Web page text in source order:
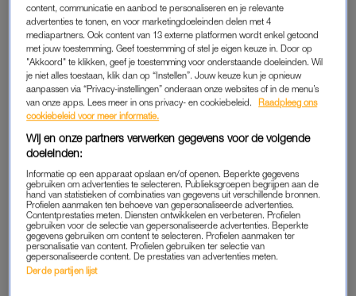
HET LEGE NEST
Isa Hoes over haar lege nest:
'Ik vond het vooral wel
lekker om alleen te wonen'
HET LEGE NEST
Jochem van Gelder over zijn
lege nest: 'Onze invloed
wordt steeds kleiner, dat
moeten we accepteren'
HET LEGE NEST
Romana Vrede (53) over haar
lege nest: 'Ik ben niet meer
degene die hem het beste
kent'
Antje Monteiro (57) over haar
lege nest: 'Ik kreeg meer tijd
leven'
HET LEGE NEST
Anita Witzier (64) over een
leeg nest: 'Het eerste dat
verdween, was het
schuldgevoel als ik aan het
werk was'
HET LEGE NEST
Bert van Leeuwen ervaart
geen volledig leeg nest: 'We
zijn eraan gewend dat er op
de gekste momenten
content, communicatie en aanbod te personaliseren en je relevante
advertenties te tonen, en voor marketingdoeleinden delen met 4
mediapartners. Ook content van 13 externe platformen wordt enkel getoond
met jouw toestemming. Geef toestemming of stel je eigen keuze in. Door op
"Akkoord" te klikken, geef je toestemming voor onderstaande doeleinden. Wil
je niet alles toestaan, klik dan op “Instellen”. Jouw keuze kun je opnieuw
aanpassen via “Privacy-instellingen” onderaan onze websites of in de menu’s
van onze apps. Lees meer in ons privacy- en cookiebeleid.
Raadpleeg ons
cookiebeleid voor meer informatie.
Wij en onze partners verwerken gegevens voor de volgende
doeleinden:
Informatie op een apparaat opslaan en/of openen. Beperkte gegevens
gebruiken om advertenties te selecteren. Publieksgroepen begrijpen aan de
hand van statistieken of combinaties van gegevens uit verschillende bronnen.
Profielen aanmaken ten behoeve van gepersonaliseerde advertenties.
Contentprestaties meten. Diensten ontwikkelen en verbeteren. Profielen
gebruiken voor de selectie van gepersonaliseerde advertenties. Beperkte
gegevens gebruiken om content te selecteren. Profielen aanmaken ter
personalisatie van content. Profielen gebruiken ter selectie van
gepersonaliseerde content. De prestaties van advertenties meten.
Derde partijen lijst